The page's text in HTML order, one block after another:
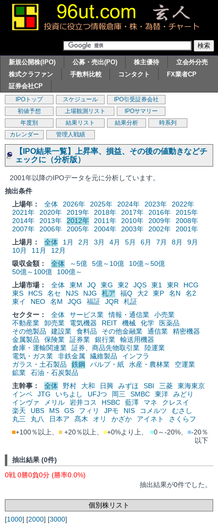
新規公開株(IPO) 公募・売出(PO) 株主優待
立会外分売
株式クラファン
手数料比較 コンタクト
FX業者CP
証券会社CP
IPOトップ スケジュール
IPO引受証券会社
初値予想
上場観測リスト
IPOサマリー
年度別
結果リスト 結果分析
時系列
カレンダー
管理人戦績
【IPO結果一覧】上昇率、損益、その後の値動きなどチ
ェックに（分析版）
2001年以降のIPOデータを元に分析しています。
抽出条件
上場年：
全体 2026年 2025年 2024年 2023年
2022年
2021年
2020年 2019年 2018年 2017年 2016年
2015年
2014年
2013年 2012年 2011年 2010年 2009年
2008年
2007年
2006年 2005年 2004年 2003年 2002年
2001年
上場月：
全体 1月 2月 3月 4月 5月 6月 7月 8月
9月
10月
11月
12月
吸収金額：
全体 ～5億 5億～10億
10億～50億
50億～100億
100億～
上場市場：
全体 東M JQ 東G 東2 JQS 東1 東R
HCG
東S
HCS 名セ NJS NJG 札ア 福Q 大2 東P 名N
名2
東イ
NEO 名M JQG 福証 JQR
札証
セクター：
全体 サービス業 情報・通信業
小売業
不動産業
卸売業 電気機器 REIT 機械 化学
医薬品
その他製品
建設業 食料品 その他金融業 通信業
精密機器
金属製品
保険業 証券業 銀行業
輸送用機器
倉庫・運輸関連業
証券、商品先物取引業
陸運業
電気・ガス業
非鉄金属 繊維製品
インフラ
ガラス・土石製品
鉄鋼 パルプ・紙 水産・農林業
空運業
鉱業
石油・石炭製品
主幹事：
全体 野村 大和 日興 みずほ SBI 三菱
東海東京
インベ
JTG いちよし UFJつ 岡三 SMBC 東洋
みどり
インヴァ
メリル 岩井コス HSBC 藍澤 マネ
クレスイ
楽天
UBS MS GS フィリ JPモ NIS コメルツ
むさし
丸三
丸八 日本ア 髙木 オリ かざか アイネト
さくらフ
■+100％以上、 ■ +20％以上、 ■+0%より上、 ■0～-20%、 ■-20％
以下
抽出結果 (0件)
0戦 0勝0負0分 (勝率0.0%)
抽出結果が0件でした。
個別株リスト
[1000] [2000] [3000]